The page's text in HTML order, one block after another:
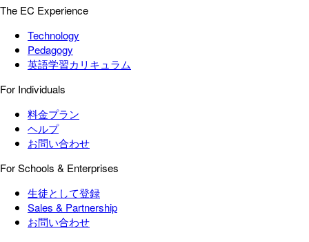
The EC Experience
Technology
Pedagogy
英語学習カリキュラム
For Individuals
料金プラン
ヘルプ
お問い合わせ
For Schools & Enterprises
生徒として登録
Sales & Partnership
お問い合わせ